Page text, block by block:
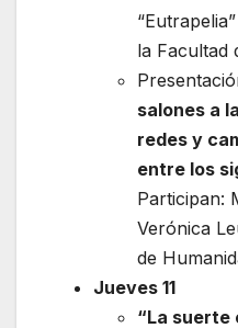
la Facultad
salones a
redes y
entre los
Participan:
Verónica
de
Jueves 11
“La suerte